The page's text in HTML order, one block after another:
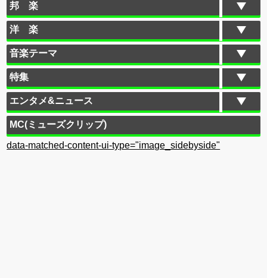
邦 楽
洋 楽
音楽テーマ
特集
エンタメ&ニュース
MC(ミューズクリップ)
data-matched-content-ui-type="image_sidebyside"